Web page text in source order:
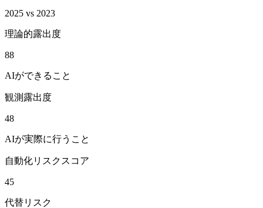
2025 vs 2023
理論的露出度
88
AIができること
観測露出度
48
AIが実際に行うこと
自動化リスクスコア
45
代替リスク